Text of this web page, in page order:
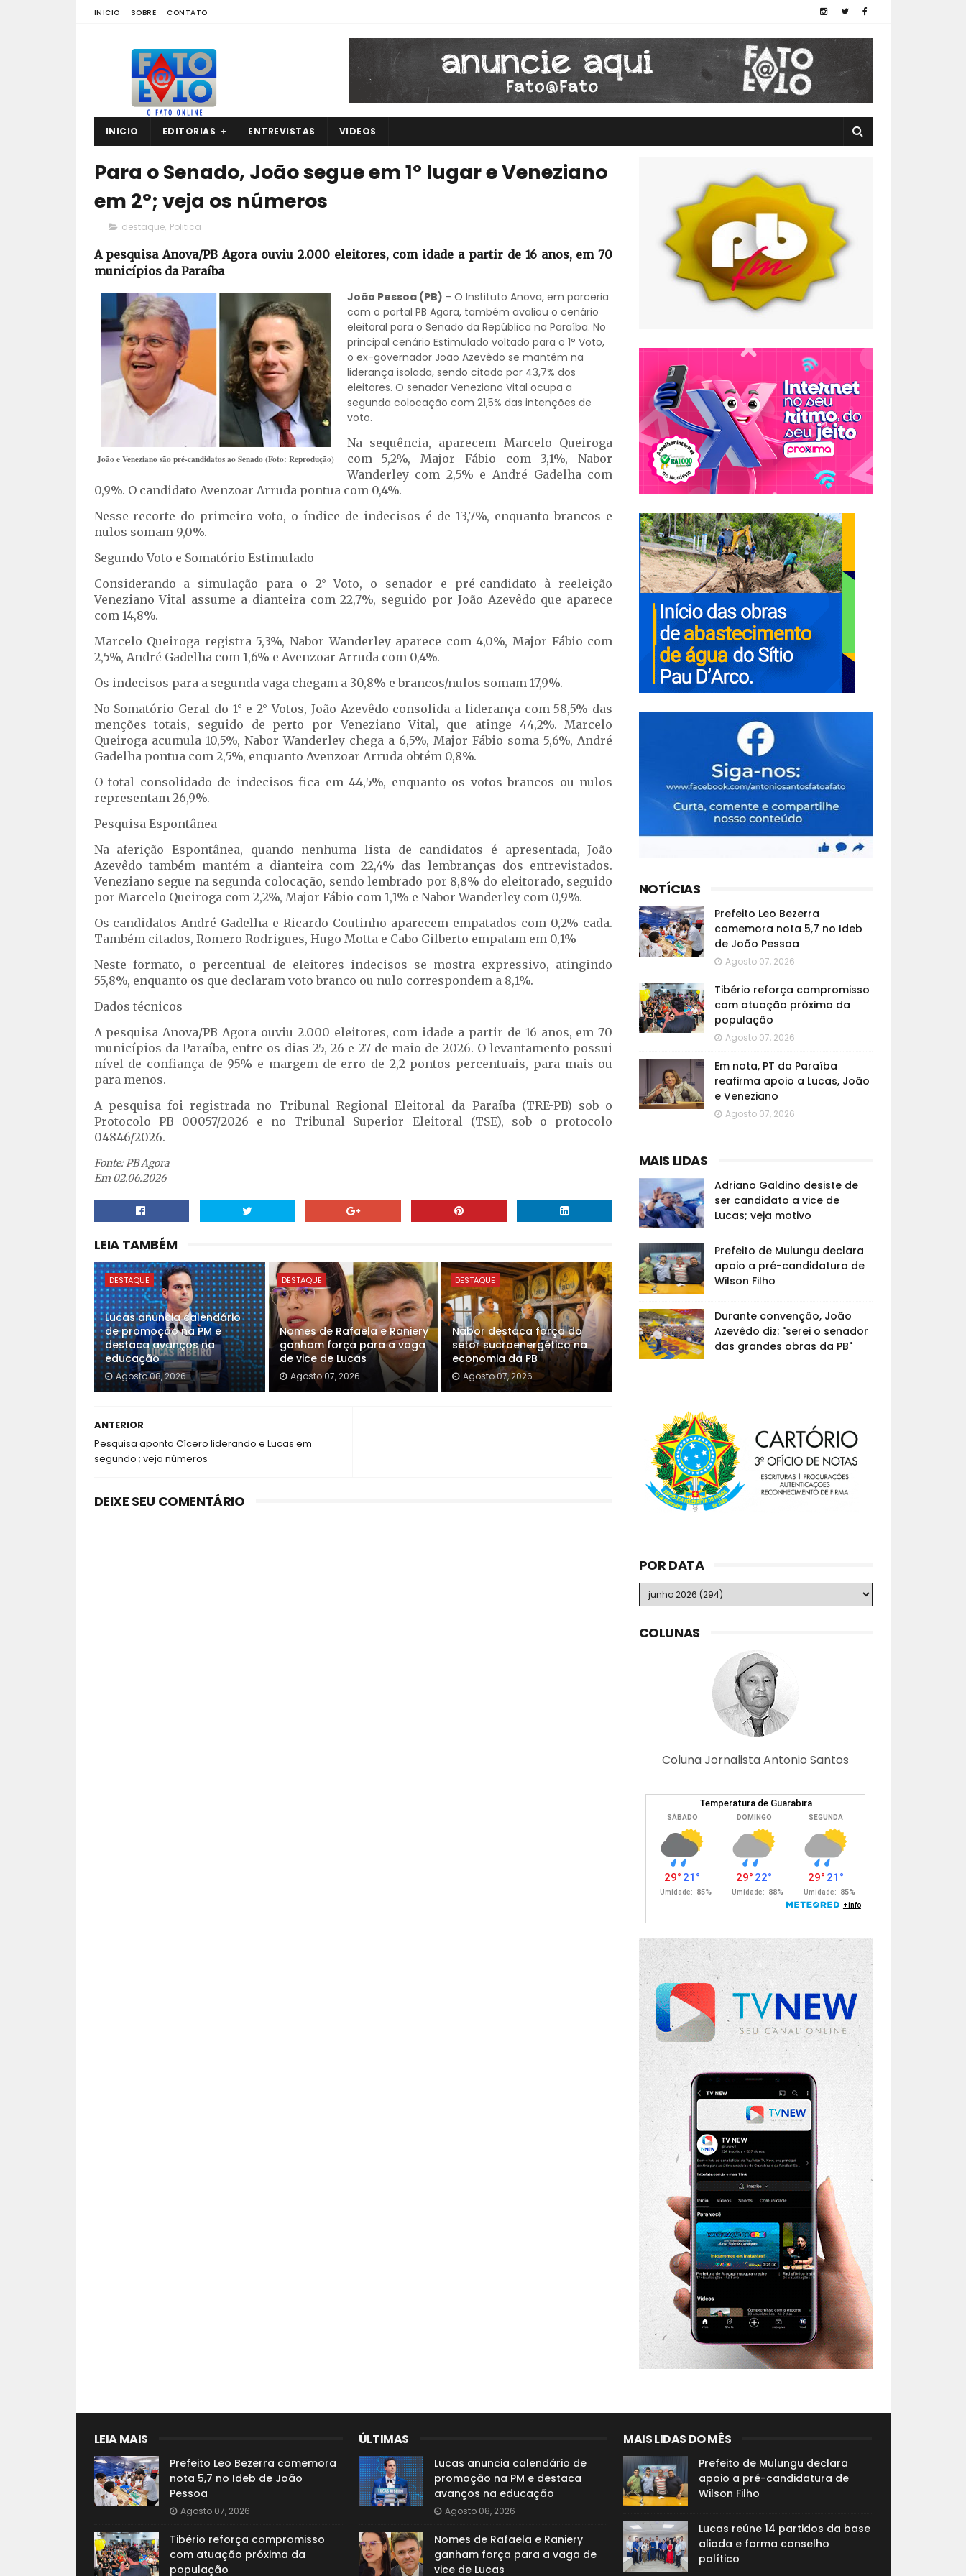
INICIO SOBRE CONTATO
INICIO EDITORIAS ENTREVISTAS VIDEOS
Para o Senado, João segue em 1º lugar e Veneziano
em 2º; veja os números
destaque, Politica
A pesquisa Anova/PB Agora ouviu 2.000 eleitores, com idade a partir de 16 anos, em 70
municípios da Paraíba
João e Veneziano são pré-candidatos ao Senado (Foto: Reprodução)
João Pessoa (PB) - O Instituto Anova, em parceria
com o portal PB Agora, também avaliou o cenário
eleitoral para o Senado da República na Paraíba. No
principal cenário Estimulado voltado para o 1° Voto,
o ex-governador João Azevêdo se mantém na
liderança isolada, sendo citado por 43,7% dos
eleitores. O senador Veneziano Vital ocupa a
segunda colocação com 21,5% das intenções de
voto.
Na sequência, aparecem Marcelo Queiroga
com 5,2%, Major Fábio com 3,1%, Nabor
Wanderley com 2,5% e André Gadelha com
0,9%. O candidato Avenzoar Arruda pontua com 0,4%.
Nesse recorte do primeiro voto, o índice de indecisos é de 13,7%, enquanto brancos e
nulos somam 9,0%.
Segundo Voto e Somatório Estimulado
Considerando a simulação para o 2° Voto, o senador e pré-candidato à reeleição
Veneziano Vital assume a dianteira com 22,7%, seguido por João Azevêdo que aparece
com 14,8%.
Marcelo Queiroga registra 5,3%, Nabor Wanderley aparece com 4,0%, Major Fábio com
2,5%, André Gadelha com 1,6% e Avenzoar Arruda com 0,4%.
Os indecisos para a segunda vaga chegam a 30,8% e brancos/nulos somam 17,9%.
No Somatório Geral do 1° e 2° Votos, João Azevêdo consolida a liderança com 58,5% das
menções totais, seguido de perto por Veneziano Vital, que atinge 44,2%. Marcelo
Queiroga acumula 10,5%, Nabor Wanderley chega a 6,5%, Major Fábio soma 5,6%, André
Gadelha pontua com 2,5%, enquanto Avenzoar Arruda obtém 0,8%.
O total consolidado de indecisos fica em 44,5%, enquanto os votos brancos ou nulos
representam 26,9%.
Pesquisa Espontânea
Na aferição Espontânea, quando nenhuma lista de candidatos é apresentada, João
Azevêdo também mantém a dianteira com 22,4% das lembranças dos entrevistados.
Veneziano segue na segunda colocação, sendo lembrado por 8,8% do eleitorado, seguido
por Marcelo Queiroga com 2,2%, Major Fábio com 1,1% e Nabor Wanderley com 0,9%.
Os candidatos André Gadelha e Ricardo Coutinho aparecem empatados com 0,2% cada.
Também citados, Romero Rodrigues, Hugo Motta e Cabo Gilberto empatam em 0,1%
Neste formato, o percentual de eleitores indecisos se mostra expressivo, atingindo
55,8%, enquanto os que declaram voto branco ou nulo correspondem a 8,1%.
Dados técnicos
A pesquisa Anova/PB Agora ouviu 2.000 eleitores, com idade a partir de 16 anos, em 70
municípios da Paraíba, entre os dias 25, 26 e 27 de maio de 2026. O levantamento possui
nível de confiança de 95% e margem de erro de 2,2 pontos percentuais, para mais ou
para menos.
A pesquisa foi registrada no Tribunal Regional Eleitoral da Paraíba (TRE-PB) sob o
Protocolo PB 00057/2026 e no Tribunal Superior Eleitoral (TSE), sob o protocolo
04846/2026.
Fonte: PB Agora
Em 02.06.2026
LEIA TAMBÉM
DESTAQUE
Lucas anuncia calendário
de promoção na PM e
destaca avanços na
educação
Agosto 08, 2026
DESTAQUE
Nomes de Rafaela e Raniery
ganham força para a vaga
de vice de Lucas
Agosto 07, 2026
DESTAQUE
Nabor destaca força do
setor sucroenergético na
economia da PB
Agosto 07, 2026
ANTERIOR
Pesquisa aponta Cícero liderando e Lucas em
segundo ; veja números
DEIXE SEU COMENTÁRIO
NOTÍCIAS
Prefeito Leo Bezerra
comemora nota 5,7 no Ideb
de João Pessoa
Agosto 07, 2026
Tibério reforça compromisso
com atuação próxima da
população
Agosto 07, 2026
Em nota, PT da Paraíba
reafirma apoio a Lucas, João
e Veneziano
Agosto 07, 2026
MAIS LIDAS
Adriano Galdino desiste de
ser candidato a vice de
Lucas; veja motivo
Prefeito de Mulungu declara
apoio a pré-candidatura de
Wilson Filho
Durante convenção, João
Azevêdo diz: "serei o senador
das grandes obras da PB"
POR DATA
COLUNAS
Coluna Jornalista Antonio Santos
LEIA MAIS
Prefeito Leo Bezerra comemora
nota 5,7 no Ideb de João
Pessoa
Agosto 07, 2026
Tibério reforça compromisso
com atuação próxima da
população
ÚLTIMAS
Lucas anuncia calendário de
promoção na PM e destaca
avanços na educação
Agosto 08, 2026
Nomes de Rafaela e Raniery
ganham força para a vaga de
vice de Lucas
MAIS LIDAS DO MÊS
Prefeito de Mulungu declara
apoio a pré-candidatura de
Wilson Filho
Lucas reúne 14 partidos da base
aliada e forma conselho
político